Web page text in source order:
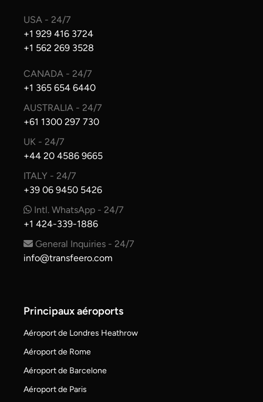
USA - 24/7
+1 929 416 3724
+1 562 269 3528
CANADA - 24/7
+1 365 654 6440
AUSTRALIA - 24/7
+61 1300 297 730
UK - 24/7
+44 20 4586 9665
ITALY - 24/7
+39 06 9450 5426
Intl. WhatsApp - 24/7
+1 424-339-1886
General Inquiries - 24/7
info@transfeero.com
Principaux aéroports
Aéroport de Londres Heathrow
Aéroport de Rome
Aéroport de Barcelone
Aéroport de Paris